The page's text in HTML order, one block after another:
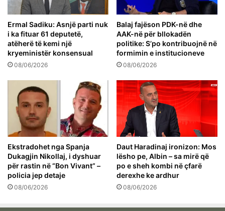
Ermal Sadiku: Asnjë parti nuk
i ka fituar 61 deputetë,
atëherë të kemi një
kryeministër konsensual
08/06/2026
Balaj fajëson PDK-në dhe
AAK-në për bllokadën
politike: S’po kontribuojnë në
formimin e institucioneve
08/06/2026
Ekstradohet nga Spanja
Dukagjin Nikollaj, i dyshuar
për rastin në “Bon Vivant” –
policia jep detaje
08/06/2026
Daut Haradinaj ironizon: Mos
lësho pe, Albin – sa mirë që
po e sheh kombi në çfarë
derexhe ke ardhur
08/06/2026